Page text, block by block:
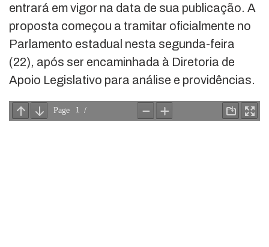
entrará em vigor na data de sua publicação. A
proposta começou a tramitar oficialmente no
Parlamento estadual nesta segunda-feira
(22), após ser encaminhada à Diretoria de
Apoio Legislativo para análise e providências.